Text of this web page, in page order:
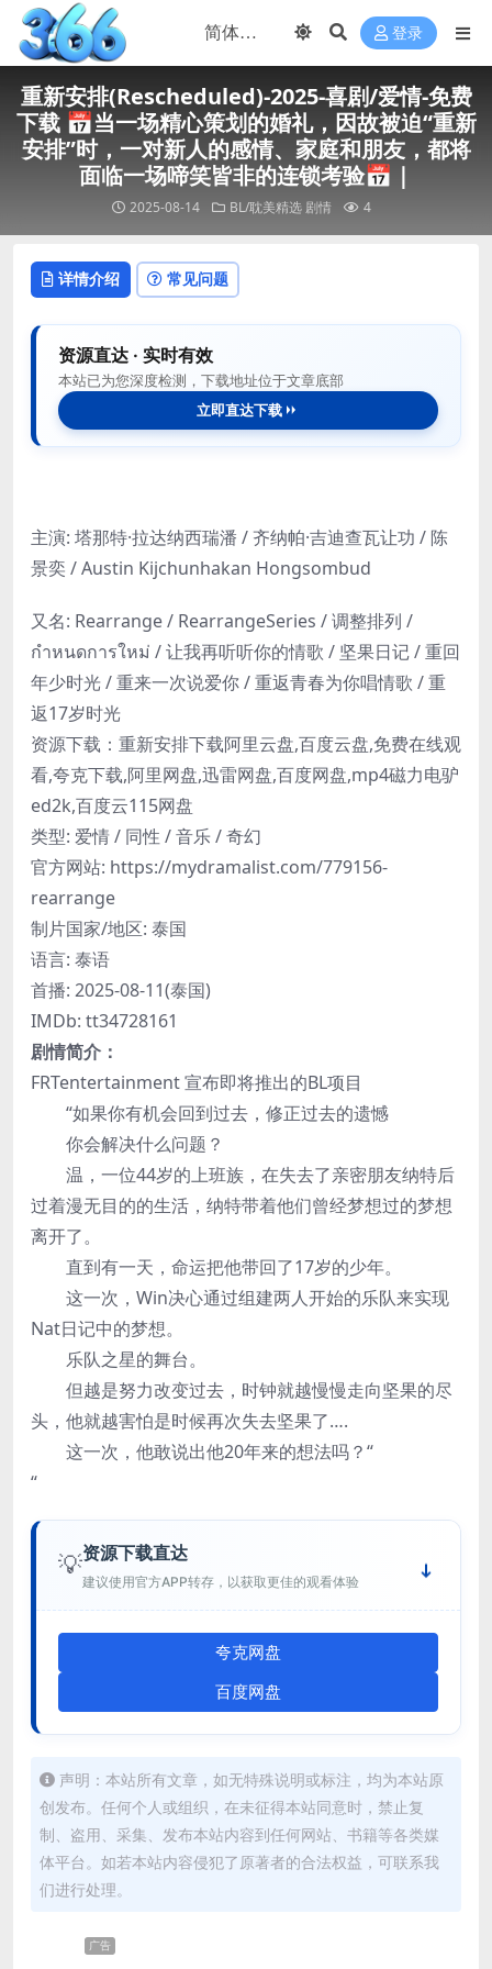
登录
重新安排(Rescheduled)-2025-喜剧/爱情-免费
下载 📅当一场精心策划的婚礼，因故被迫“重新
安排”时，一对新人的感情、家庭和朋友，都将
面临一场啼笑皆非的连锁考验📅｜
2025-08-14 BL/耽美精选 剧情 4
详情介绍 常见问题
资源直达 · 实时有效
本站已为您深度检测，下载地址位于文章底部
立即直达下载
主演: 塔那特·拉达纳西瑞潘 / 齐纳帕·吉迪查瓦让功 / 陈
景奕 / Austin Kijchunhakan Hongsombud
又名: Rearrange / RearrangeSeries / 调整排列 /
กำหนดการใหม่ / 让我再听听你的情歌 / 坚果日记 / 重回
年少时光 / 重来一次说爱你 / 重返青春为你唱情歌 / 重
返17岁时光
资源下载：重新安排下载阿里云盘,百度云盘,免费在线观
看,夸克下载,阿里网盘,迅雷网盘,百度网盘,mp4磁力电驴
ed2k,百度云115网盘
类型: 爱情 / 同性 / 音乐 / 奇幻
官方网站: https://mydramalist.com/779156-
rearrange
制片国家/地区: 泰国
语言: 泰语
首播: 2025-08-11(泰国)
IMDb: tt34728161
剧情简介：
FRTentertainment 宣布即将推出的BL项目
“如果你有机会回到过去，修正过去的遗憾
你会解决什么问题？
温，一位44岁的上班族，在失去了亲密朋友纳特后
过着漫无目的的生活，纳特带着他们曾经梦想过的梦想
离开了。
直到有一天，命运把他带回了17岁的少年。
这一次，Win决心通过组建两人开始的乐队来实现
Nat日记中的梦想。
乐队之星的舞台。
但越是努力改变过去，时钟就越慢慢走向坚果的尽
头，他就越害怕是时候再次失去坚果了….
这一次，他敢说出他20年来的想法吗？“
“
💡资源下载直达
建议使用官方APP转存，以获取更佳的观看体验
夸克网盘
百度网盘
声明：本站所有文章，如无特殊说明或标注，均为本站原
创发布。任何个人或组织，在未征得本站同意时，禁止复
制、盗用、采集、发布本站内容到任何网站、书籍等各类媒
体平台。如若本站内容侵犯了原著者的合法权益，可联系我
们进行处理。
广告